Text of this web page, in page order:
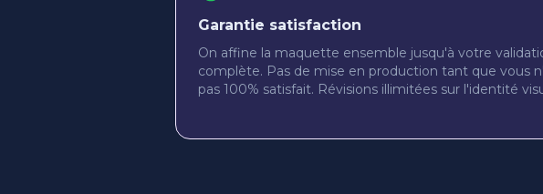
Garantie satisfaction
On affine la maquette ensemble jusqu'à votre
complète. Pas de mise en production tant que vous
pas 100% satisfait. Révisions illimitées sur l'identité